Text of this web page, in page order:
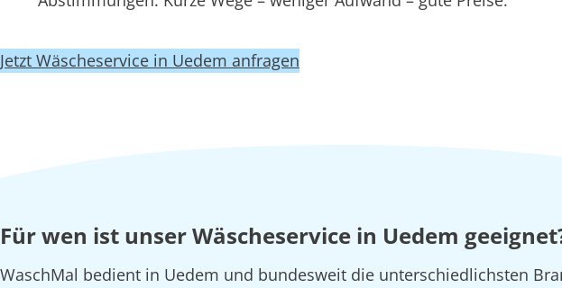
Jetzt Wäscheservice in Uedem anfragen
Für wen ist unser Wäscheservice in Uedem
WaschMal bedient in Uedem und bundesweit die unterschiedlichsten